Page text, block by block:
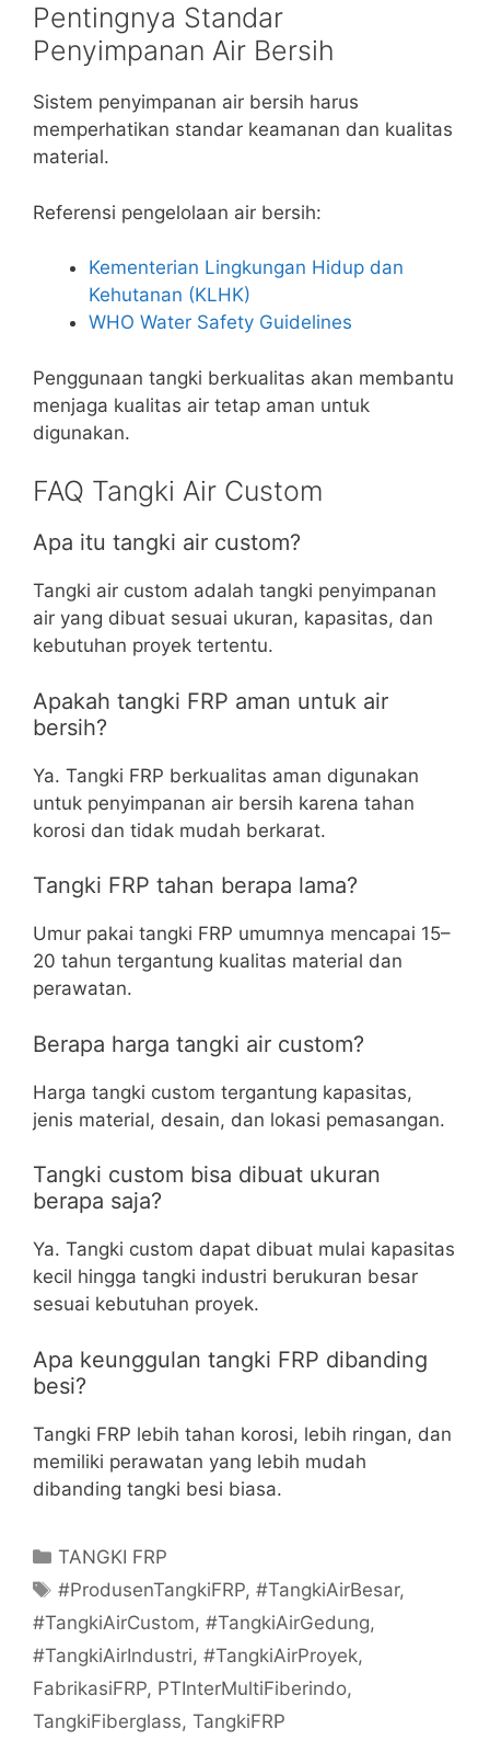
Pentingnya Standar
Penyimpanan Air Bersih
Sistem penyimpanan air bersih harus
memperhatikan standar keamanan dan kualitas
material.
Referensi pengelolaan air bersih:
Kementerian Lingkungan Hidup dan
Kehutanan (KLHK)
WHO Water Safety Guidelines
Penggunaan tangki berkualitas akan membantu
menjaga kualitas air tetap aman untuk
digunakan.
FAQ Tangki Air Custom
Apa itu tangki air custom?
Tangki air custom adalah tangki penyimpanan
air yang dibuat sesuai ukuran, kapasitas, dan
kebutuhan proyek tertentu.
Apakah tangki FRP aman untuk air
bersih?
Ya. Tangki FRP berkualitas aman digunakan
untuk penyimpanan air bersih karena tahan
korosi dan tidak mudah berkarat.
Tangki FRP tahan berapa lama?
Umur pakai tangki FRP umumnya mencapai 15–
20 tahun tergantung kualitas material dan
perawatan.
Berapa harga tangki air custom?
Harga tangki custom tergantung kapasitas,
jenis material, desain, dan lokasi pemasangan.
Tangki custom bisa dibuat ukuran
berapa saja?
Ya. Tangki custom dapat dibuat mulai kapasitas
kecil hingga tangki industri berukuran besar
sesuai kebutuhan proyek.
Apa keunggulan tangki FRP dibanding
besi?
Tangki FRP lebih tahan korosi, lebih ringan, dan
memiliki perawatan yang lebih mudah
dibanding tangki besi biasa.
Categories
TANGKI FRP
Tags
#ProdusenTangkiFRP,#TangkiAirBesar,
#TangkiAirCustom, #TangkiAirGedung,
#TangkiAirIndustri, #TangkiAirProyek,
FabrikasiFRP, PTInterMultiFiberindo,
TangkiFiberglass, TangkiFRP